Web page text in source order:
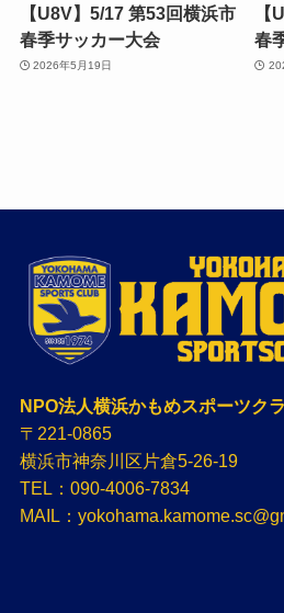
【U8V】5/17 第53回横浜市
春季サッカー大会
2026年5月19日
春
NPO法人横浜かもめスポーツク
〒221-0865
横浜市神奈川区片倉5-26-19
TEL：090-4006-7834
MAIL：